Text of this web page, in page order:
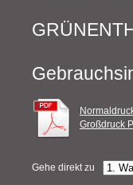
Großdruck
Gehe direkt zu